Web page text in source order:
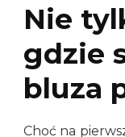
Nie
gdzie
bluza
Choć na